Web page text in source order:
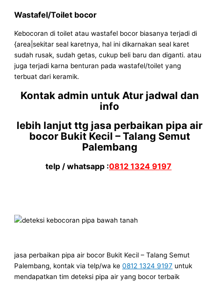
Wastafel/Toilet bocor
Kebocoran di toilet atau wastafel bocor biasanya terjadi di
{area|sekitar seal karetnya, hal ini dikarnakan seal karet
sudah rusak, sudah getas, cukup beli baru dan diganti. atau
juga terjadi karna benturan pada wastafel/toilet yang
terbuat dari keramik.
Kontak admin untuk Atur jadwal dan
info
lebih lanjut ttg jasa perbaikan pipa air
bocor Bukit Kecil – Talang Semut
Palembang
telp / whatsapp :0812 1324 9197
jasa perbaikan pipa air bocor Bukit Kecil – Talang Semut
Palembang, kontak via telp/wa ke0812 1324 9197 untuk
mendapatkan tim deteksi pipa air yang bocor terbaik